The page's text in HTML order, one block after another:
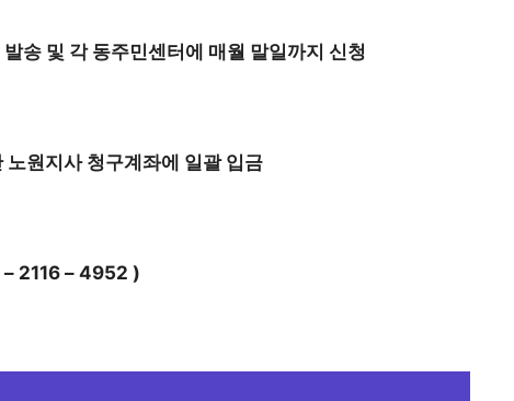
송 및 각 동주민센터에 매월 말일까지 신청
노원지사 청구계좌에 일괄 입금
– 2116 – 4952 )